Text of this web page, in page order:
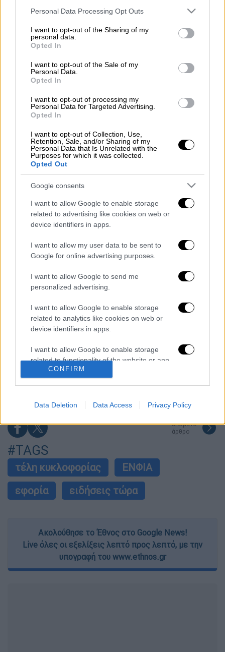
Please note that this website/app uses one or more Google
not limited to your visit or usage behaviour. You may click to
grant or deny consent to Google and its third-party tags to
use your data for below specified purposes in below Google
consent section.
Personal Data Processing Opt Outs
I want to opt-out of the Sharing of my
personal data.
Opted In
I want to opt-out of the Sale of my
Personal Data.
Opted In
I want to opt-out of processing my
Personal Data for Targeted Advertising.
Opted In
I want to opt-out of Collection, Use,
Retention, Sale, and/or Sharing of my
Personal Data that Is Unrelated with the
Purposes for which it was collected.
Opted Out
Google consents
I want to allow Google to enable storage
related to advertising like cookies on web or
device identifiers in apps.
I want to allow my user data to be sent to
Google for online advertising purposes.
I want to allow Google to send me
personalized advertising.
I want to allow Google to enable storage
related to analytics like cookies on web or
device identifiers in apps.
I want to allow Google to enable storage
related to functionality of the website or app.
I want to allow Google to enable storage
related to security, including authentication
functionality and fraud prevention, and other
user protection.
CONFIRM
Data Deletion Data Access Privacy Policy
Ενας μήνας απομένει μέχρι τέλος του έτους,
εντός του οποίου οι «ξεχασιάρηδες
», δηλαδή
όσοι δεν δήλωσαν εισοδήματα ή
καλύψουν τα τεκμήρια ή να τα
χρησιμοποιήσουν στο μέλλον, θα πρέπει να
υποβάλουν τις σχετικές φορολογικές
δηλώσεις, όπως άλλωστε και όσοι
αμοιβή ή συντάξεις. Παράλληλα οι πληρωμές
που πρέπει να γίνουν αφορούν στονΕΝΦΙΑ
στονφόρο εισοδήματος
κυκλοφορίας.
imerisia.gr
Διαβάστε ακόμη
Βοιωτία: Κλείνει το αιολικό πάρκο από
όπου ξεκίνησε η φωτιά - Στο στόχαστρο
όλα τα έργα του συλληφθέντα δημάρχου
Σοκαριστικό βίντεο από το τροχαίο στις
Σέρρες που σκοτώθηκαν μητέρα και γιος:
Ο Ερυθρός Σταυρός έσβησε βίντεο για το
προσφυγικό ταξίδι του 26χρονου
Ελίζαμπεθ
Νέα κλιμάκωση: Η Μόσχα δείχνει «άμεση
εμπλοκή» του ΝΑΤΟ σε επιθέσεις σε
ρωσικό έδαφος - Τα ονόματα και ο
«εγκέφαλος»
επόμενο
άρθρο
#TAGS
τέλη κυκλοφορίας
ΕΝΦΙΑ
εφορία
ειδήσεις τώρα
Ακολούθησε το Έθνος στο Google News!
Live όλες οι εξελίξεις λεπτό προς λεπτό, με την
υπογραφή του www.ethnos.gr